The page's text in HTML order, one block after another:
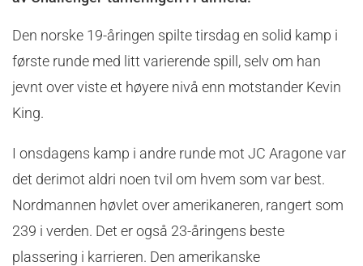
Den norske 19-åringen spilte tirsdag en solid kamp i
første runde med litt varierende spill, selv om han
jevnt over viste et høyere nivå enn motstander Kevin
King.
I onsdagens kamp i andre runde mot JC Aragone var
det derimot aldri noen tvil om hvem som var best.
Nordmannen høvlet over amerikaneren, rangert som
239 i verden. Det er også 23-åringens beste
plassering i karrieren. Den amerikanske